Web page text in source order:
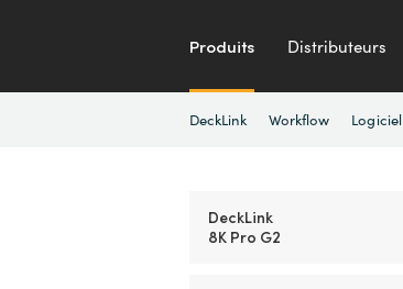
Produits Distributeurs
DeckLink Workflow Logiciel
DeckLink
8K Pro G2